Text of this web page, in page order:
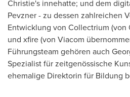
Christie's innehatte; und dem
Pevzner - zu dessen zahlreichen
Entwicklung von Collectrium (von
und xfire (von Viacom
Führungsteam gehören auch
Spezialist für zeitgenössische
ehemalige Direktorin für Bildung